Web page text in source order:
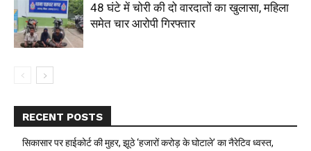
48 घंटे में चोरी की दो वारदातों का खुलासा, महिला
समेत चार आरोपी गिरफ्तार
RECENT POSTS
सिकासार पर हाईकोर्ट की मुहर, झूठे ‘हजारों करोड़ के घोटाले’ का नैरेटिव ध्वस्त,